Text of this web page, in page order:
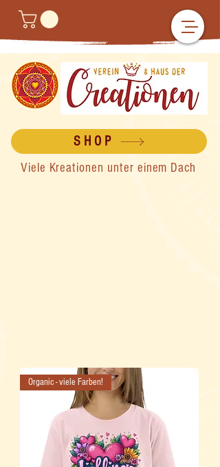
SHOP
Viele Kreationen unter einem Dach
Organic - viele Farben!